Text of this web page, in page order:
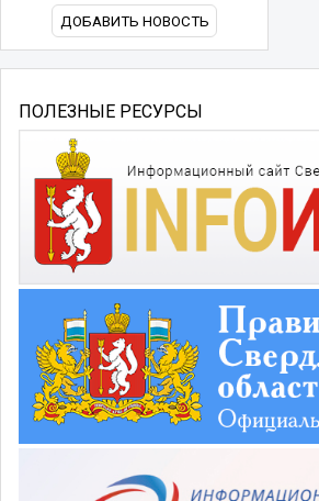
ДОБАВИТЬ НОВОСТЬ
ПОЛЕЗНЫЕ РЕСУРСЫ